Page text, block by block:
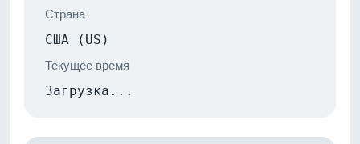
Страна
США (US)
Текущее время
Загрузка...